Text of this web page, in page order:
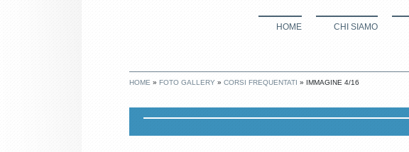
HOME CHI SIAMO
HOME » FOTO GALLERY » CORSI FREQUENTATI » IMMAGINE 4/16